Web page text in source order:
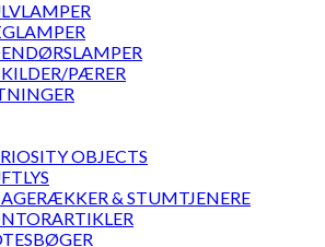
PÆRER
OBJECTS
& STUMTJENERE